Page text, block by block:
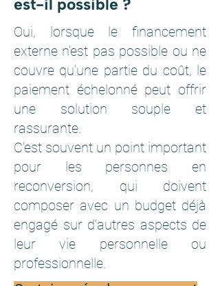
est-il possible ?
Oui, lorsque le financement
externe n’est pas possible ou ne
couvre qu’une partie du coût, le
paiement échelonné peut offrir
une solution souple et
rassurante.
C’est souvent un point important
pour les personnes en
reconversion, qui doivent
composer avec un budget déjà
engagé sur d’autres aspects de
leur vie personnelle ou
professionnelle.